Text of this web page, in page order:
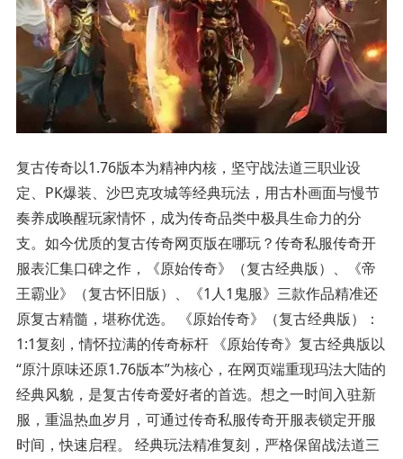
复古传奇以1.76版本为精神内核，坚守战法道三职业设
定、PK爆装、沙巴克攻城等经典玩法，用古朴画面与慢节
奏养成唤醒玩家情怀，成为传奇品类中极具生命力的分
支。如今优质的复古传奇网页版在哪玩？传奇私服传奇开
服表汇集口碑之作，《原始传奇》（复古经典版）、《帝
王霸业》（复古怀旧版）、《1人1鬼服》三款作品精准还
原复古精髓，堪称优选。 《原始传奇》（复古经典版）：
1:1复刻，情怀拉满的传奇标杆 《原始传奇》复古经典版以
“原汁原味还原1.76版本”为核心，在网页端重现玛法大陆的
经典风貌，是复古传奇爱好者的首选。想之一时间入驻新
服，重温热血岁月，可通过传奇私服传奇开服表锁定开服
时间，快速启程。 经典玩法精准复刻，严格保留战法道三